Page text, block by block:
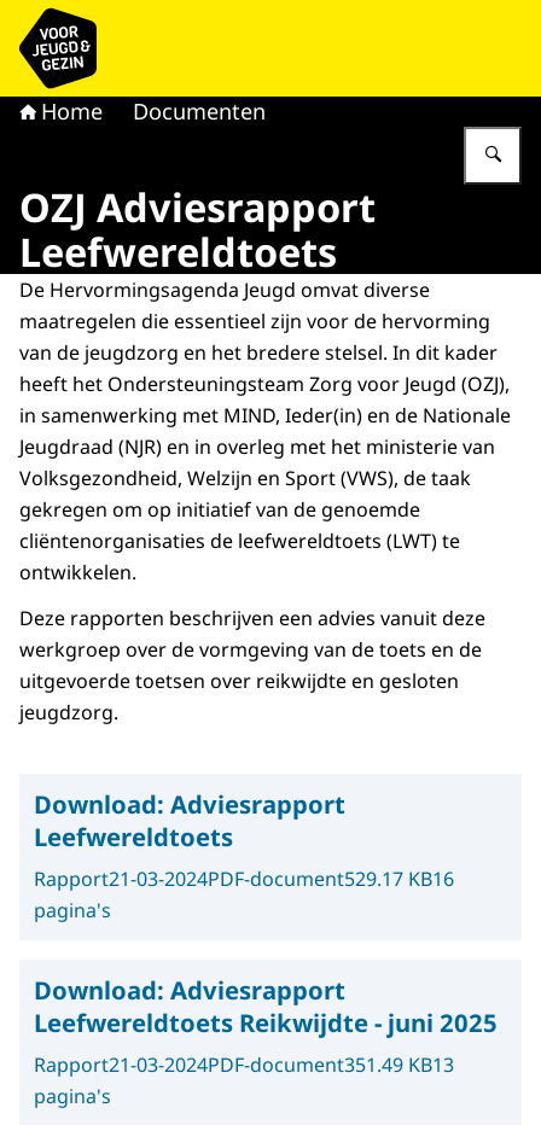
Naar de homepage van voor Jeugd & Gezin
Home Documenten
OZJ Adviesrapport
Leefwereldtoets
De Hervormingsagenda Jeugd omvat diverse
maatregelen die essentieel zijn voor de hervorming
van de jeugdzorg en het bredere stelsel. In dit kader
heeft het Ondersteuningsteam Zorg voor Jeugd (OZJ),
in samenwerking met MIND, Ieder(in) en de Nationale
Jeugdraad (NJR) en in overleg met het ministerie van
Volksgezondheid, Welzijn en Sport (VWS), de taak
gekregen om op initiatief van de genoemde
cliëntenorganisaties de leefwereldtoets (LWT) te
ontwikkelen.
Deze rapporten beschrijven een advies vanuit deze
werkgroep over de vormgeving van de toets en de
uitgevoerde toetsen over reikwijdte en gesloten
jeugdzorg.
Download: Adviesrapport
Leefwereldtoets
Rapport21-03-2024PDF-document529.17 KB16
pagina's
Download: Adviesrapport
Leefwereldtoets Reikwijdte - juni 2025
Rapport21-03-2024PDF-document351.49 KB13
pagina's